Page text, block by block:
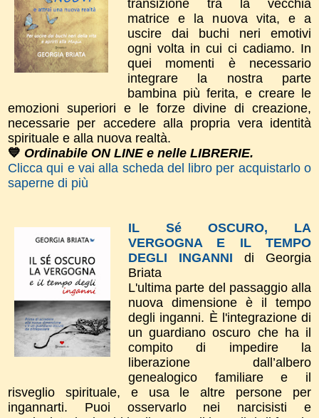
transizione tra la vecchia
matrice e la nuova vita, e a
uscire dai buchi neri emotivi
ogni volta in cui ci cadiamo. In
quei momenti è necessario
integrare la nostra parte
bambina più ferita, e creare le
emozioni superiori e le forze divine di creazione,
necessarie per accedere alla propria vera identità
spirituale e alla nuova realtà.
💙 Ordinabile ON LINE e nelle LIBRERIE.
Clicca qui e vai alla scheda del libro per acquistarlo o
saperne di più
IL Sé OSCURO, LA
VERGOGNA E IL TEMPO
DEGLI INGANNI di Georgia
Briata
L'ultima parte del passaggio alla
nuova dimensione è il tempo
degli inganni. È l'integrazione di
un guardiano oscuro che ha il
compito di impedire la
liberazione dall’albero
genealogico familiare e il
risveglio spirituale, e usa le altre persone per
ingannarti. Puoi osservarlo nei narcisisti e